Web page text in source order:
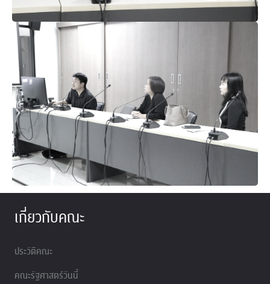
เกี่ยวกับคณะ
ประวัติคณะ
คณะรัฐศาสตร์วันนี้